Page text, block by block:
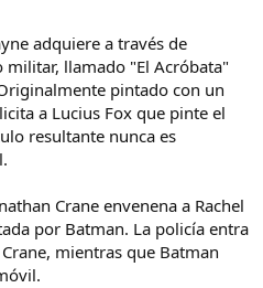
adquiere a través de
militar, llamado "El Acróbata"
pintado con un
a Lucius Fox que pinte el
resultante nunca es
Crane envenena a Rachel
por Batman. La policía entra
mientras que Batman